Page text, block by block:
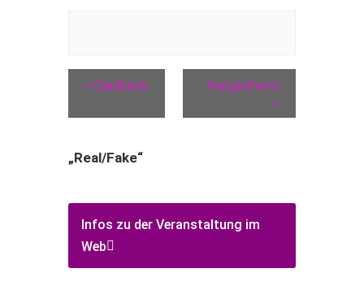
« Gladbeck
Hargesheim
»
„Real/Fake“
Infos zu der Veranstaltung im
Web